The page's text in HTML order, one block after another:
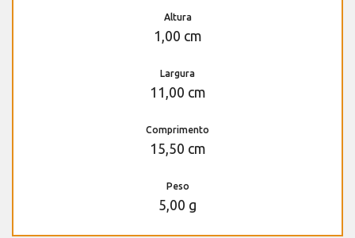
Altura
1,00 cm
Largura
11,00 cm
Comprimento
15,50 cm
Peso
5,00 g